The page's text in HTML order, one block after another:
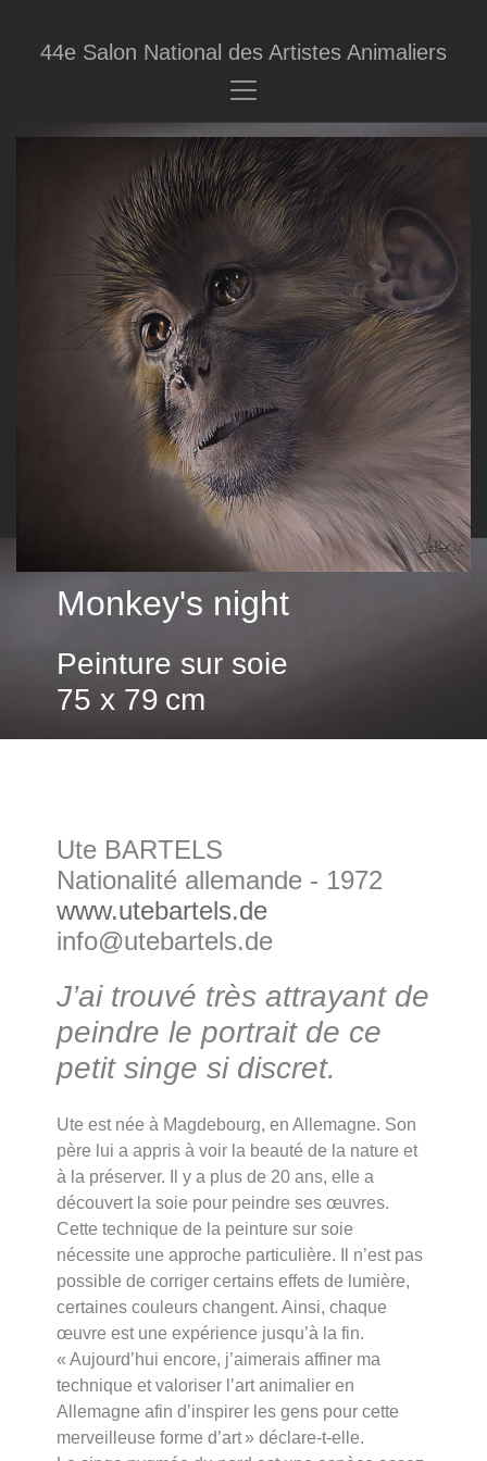
44e Salon National des Artistes Animaliers
Monkey's night
Peinture sur soie
75 x 79 cm
Ute BARTELS
Nationalité allemande - 1972
www.utebartels.de
info@utebartels.de
J’ai trouvé très attrayant de
peindre le portrait de ce
petit singe si discret.
Ute est née à Magdebourg, en Allemagne. Son
père lui a appris à voir la beauté de la nature et
à la préserver. Il y a plus de 20 ans, elle a
découvert la soie pour peindre ses œuvres.
Cette technique de la peinture sur soie
nécessite une approche particulière. Il n’est pas
possible de corriger certains effets de lumière,
certaines couleurs changent. Ainsi, chaque
œuvre est une expérience jusqu’à la fin.
« Aujourd’hui encore, j’aimerais affiner ma
technique et valoriser l’art animalier en
Allemagne afin d’inspirer les gens pour cette
merveilleuse forme d’art » déclare-t-elle.